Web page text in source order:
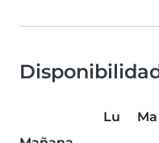
Lu Ma